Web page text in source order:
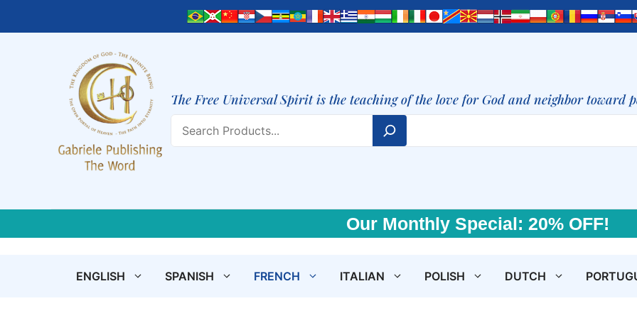
The Free Universal Spirit is the teaching of the love for God and neighbor toward
Our Monthly Special: 20% OFF!
ENGLISH SPANISH FRENCH ITALIAN POLISH DUTCH